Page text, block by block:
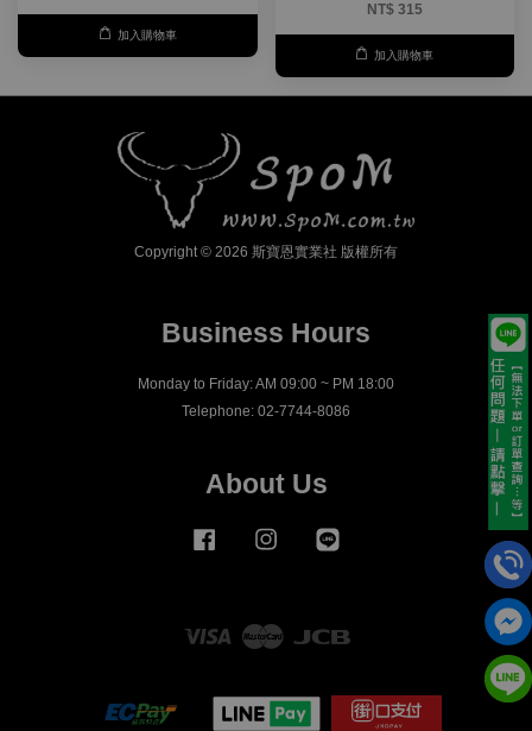
加入購物車
NT$ 315
加入購物車
Copyright © 2026 斯寶恩實業社 版權所有
Business Hours
Monday to Friday: AM 09:00 ~ PM 18:00
Telephone: 02-7744-8086
About Us
Facebook Instagram
Visa Master